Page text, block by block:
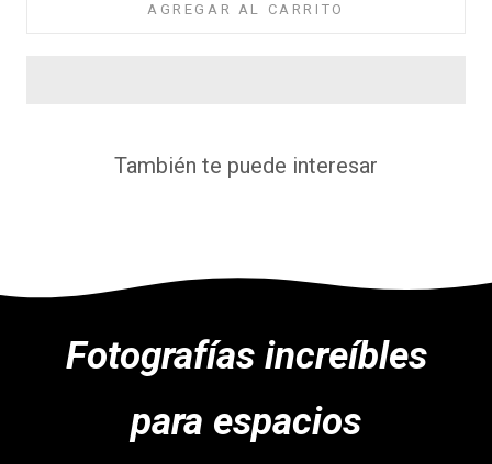
AGREGAR AL CARRITO
También te puede interesar
Fotografías increíbles
para espacios